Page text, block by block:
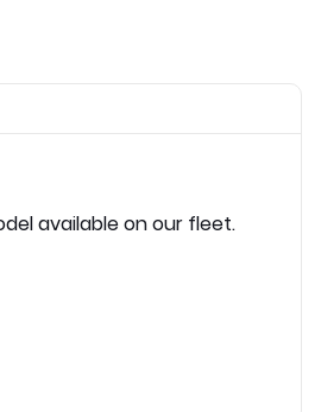
available on our fleet.